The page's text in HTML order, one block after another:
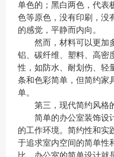
单色的；黑白两色，代表
色等原色，没有印刷，没
的感觉，平静而内向。
然而，材料可以更加
铝、碳纤维、塑料、高密
性，如防水、耐划伤、轻
条和色彩简单，但简约家
单。
第三，现代简约风格
简单的办公室装饰设
的工作环境。简约性和实
于追求室内空间的简单性